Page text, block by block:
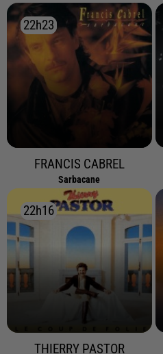
22h23
22h23
FRANCIS CABREL
Sarbacane
22h16
22h16
THIERRY PASTOR